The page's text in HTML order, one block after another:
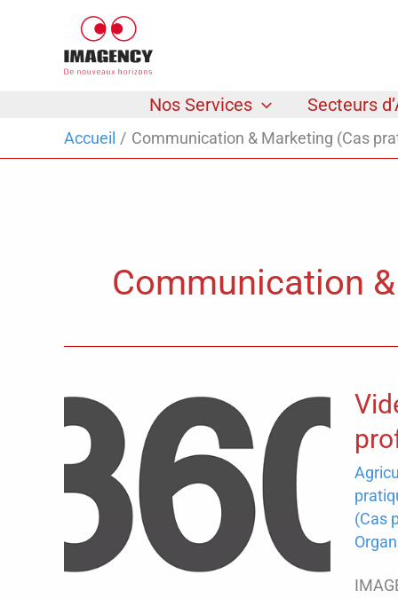
Nos Services Secteurs
Accueil Communication & Marketing (Cas
Communication
(Cas